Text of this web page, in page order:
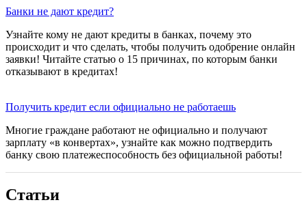
Банки не дают кредит?
Узнайте кому не дают кредиты в банках, почему это
происходит и что сделать, чтобы получить одобрение онлайн
заявки! Читайте статью о 15 причинах, по которым банки
отказывают в кредитах!
Получить кредит если официально не работаешь
Многие граждане работают не официально и получают
зарплату «в конвертах», узнайте как можно подтвердить
банку свою платежеспособность без официальной работы!
Статьи